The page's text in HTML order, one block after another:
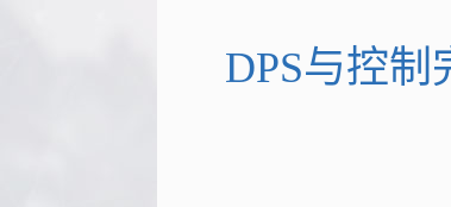
乱斗西游2
DPS与控制